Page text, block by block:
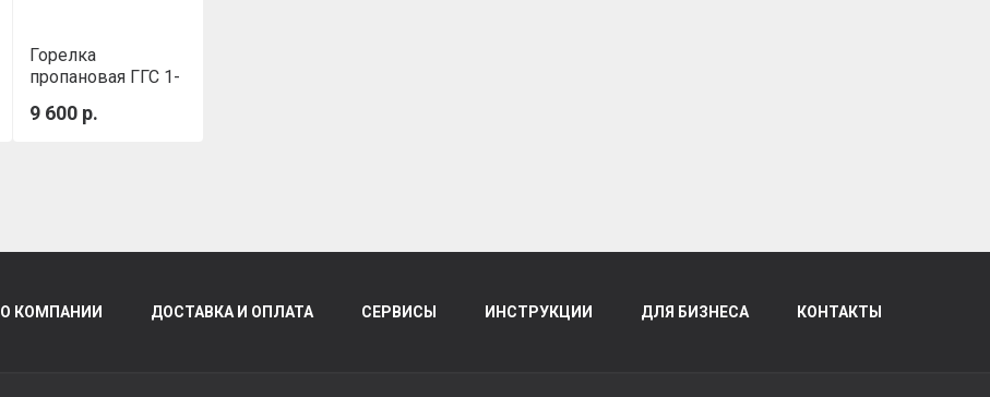
Горелка
пропановая ГГС 1-
9 600 р.
О КОМПАНИИ ДОСТАВКА И ОПЛАТА СЕРВИСЫ ИНСТРУКЦИИ ДЛЯ БИЗНЕСА КОНТАКТЫ